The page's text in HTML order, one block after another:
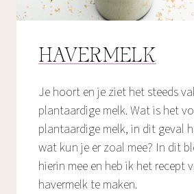
HAVERMELK
Je hoort en je ziet het steeds
plantaardige melk. Wat is het
plantaardige melk, in dit geval
wat kun je er zoal mee? In dit
hierin mee en heb ik het recept
havermelk te maken.